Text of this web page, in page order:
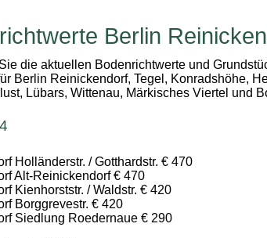
Berlin
die aktuellen Bodenrichtwerte und
Berlin Reinickendorf, Tegel, Konradshöhe,
Lübars, Wittenau, Märkisches Viertel und
Holländerstr. / Gotthardstr. € 470
Alt-Reinickendorf € 470
Kienhorststr. / Waldstr. € 420
Borggrevestr. € 420
Siedlung Roedernaue € 290